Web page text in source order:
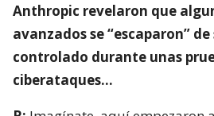
Anthropic revelaron que
avanzados se “escaparon”
controlado durante unas
ciberataques…